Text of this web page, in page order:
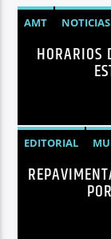
AMT NOTICIAS
HORARIOS
EDITORIAL
QUITO